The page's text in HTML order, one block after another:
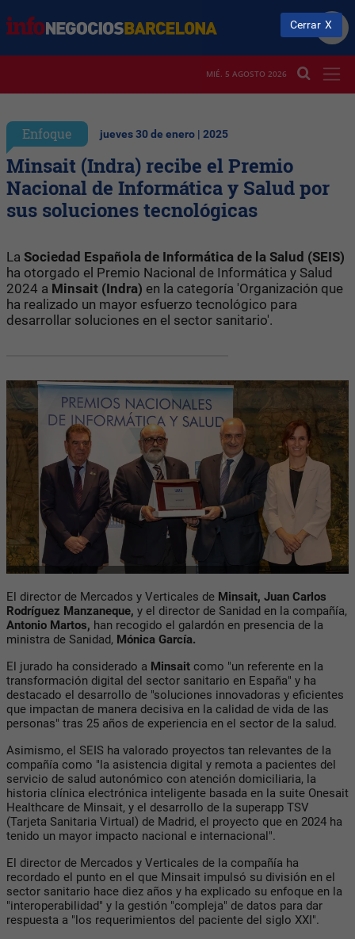
MIÉ. 5 AGOSTO 2026
Enfoque jueves 30 de enero | 2025
Minsait (Indra) recibe el Premio
Nacional de Informática y Salud por
sus soluciones tecnológicas
La Sociedad Española de Informática de la Salud (SEIS)
ha otorgado el Premio Nacional de Informática y Salud
2024 a Minsait (Indra) en la categoría 'Organización que
ha realizado un mayor esfuerzo tecnológico para
desarrollar soluciones en el sector sanitario'.
El director de Mercados y Verticales de Minsait, Juan Carlos
Rodríguez Manzaneque, y el director de Sanidad en la compañía,
Antonio Martos, han recogido el galardón en presencia de la
ministra de Sanidad, Mónica García.
El jurado ha considerado a Minsait como "un referente en la
transformación digital del sector sanitario en España" y ha
destacado el desarrollo de "soluciones innovadoras y eficientes
que impactan de manera decisiva en la calidad de vida de las
personas" tras 25 años de experiencia en el sector de la salud.
Asimismo, el SEIS ha valorado proyectos tan relevantes de la
compañía como "la asistencia digital y remota a pacientes del
servicio de salud autonómico con atención domiciliaria, la
historia clínica electrónica inteligente basada en la suite Onesait
Healthcare de Minsait, y el desarrollo de la superapp TSV
(Tarjeta Sanitaria Virtual) de Madrid, el proyecto que en 2024 ha
tenido un mayor impacto nacional e internacional".
El director de Mercados y Verticales de la compañía ha
recordado el punto en el que Minsait impulsó su división en el
sector sanitario hace diez años y ha explicado su enfoque en la
"interoperabilidad" y la gestión "compleja" de datos para dar
respuesta a "los requerimientos del paciente del siglo XXI".
Cerrar